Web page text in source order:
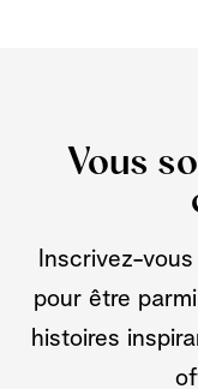
Vous
Inscrivez-
pour être
histoires